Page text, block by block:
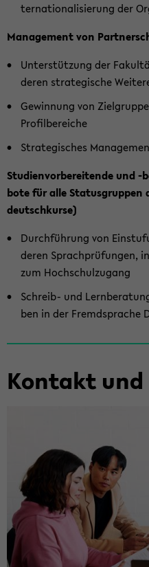
ter­na­tio­na­li­sie­rung der
Ma­nage­ment von
Un­ter­stüt­zung der
deren stra­te­gi­sche
Ge­win­nung von
Pro­fil­be­rei­che
Stra­te­gi­sches
Stu­di­en­vor­be­rei­ten­de und
bo­te für alle Sta­tus­grup­pen
deutsch­kur­se)
Durch­füh­rung von
de­ren Sprach­prü­fun­gen,
zum Hoch­schul­zu­gang
Schreib-​ und
ben in der Fremd­spra­che
Kon­takt